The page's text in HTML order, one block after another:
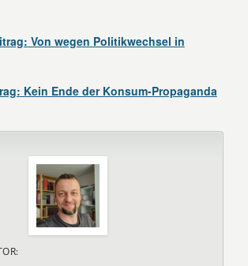
Von wegen Politikwechsel in
Kein Ende der Konsum-Propaganda